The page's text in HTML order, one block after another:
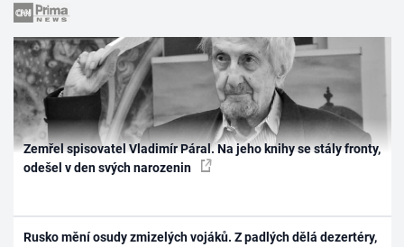
Zemřel spisovatel Vladimír Páral. Na jeho knihy se stály fronty,
odešel v den svých narozenin
Rusko mění osudy zmizelých vojáků. Z padlých dělá dezertéry,